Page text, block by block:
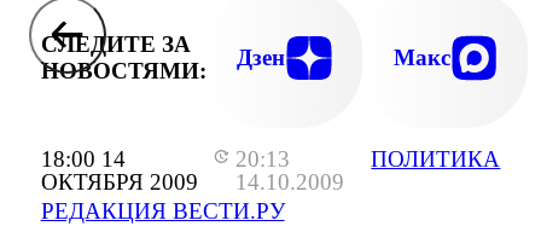
18:00 14
ОКТЯБРЯ 2009
20:13
14.10.2009
РЕДАКЦИЯ ВЕСТИ.РУ
ПОЛИТИКА
СЛЕДИТЕ ЗА
НОВОСТЯМИ:
Дзен Макс